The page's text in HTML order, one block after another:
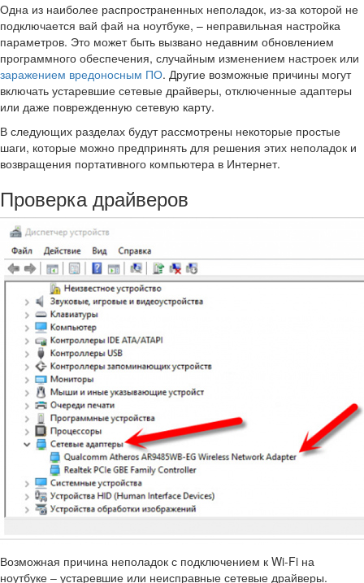
Одна из наиболее распространенных неполадок, из-за которой не
подключается вай фай на ноутбуке, – неправильная настройка
параметров. Это может быть вызвано недавним обновлением
программного обеспечения, случайным изменением настроек или
заражением вредоносным ПО. Другие возможные причины могут
включать устаревшие сетевые драйверы, отключенные адаптеры
или даже поврежденную сетевую карту.
В следующих разделах будут рассмотрены некоторые простые
шаги, которые можно предпринять для решения этих неполадок и
возвращения портативного компьютера в Интернет.
Проверка драйверов
Возможная причина неполадок с подключением к Wi-Fi на
ноутбуке – устаревшие или неисправные сетевые драйверы.